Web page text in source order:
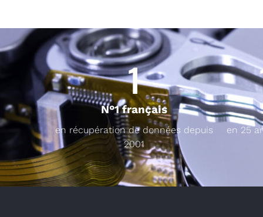
N°1 français
1
en récupération de données depuis
2001
en 25